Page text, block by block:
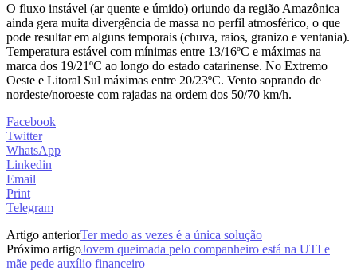
O fluxo instável (ar quente e úmido) oriundo da região Amazônica
ainda gera muita divergência de massa no perfil atmosférico, o que
pode resultar em alguns temporais (chuva, raios, granizo e ventania).
Temperatura estável com mínimas entre 13/16ºC e máximas na
marca dos 19/21ºC ao longo do estado catarinense. No Extremo
Oeste e Litoral Sul máximas entre 20/23ºC. Vento soprando de
nordeste/noroeste com rajadas na ordem dos 50/70 km/h.
Facebook
Twitter
WhatsApp
Linkedin
Email
Print
Telegram
Artigo anteriorTer medo as vezes é a única solução
Próximo artigoJovem queimada pelo companheiro está na UTI e
mãe pede auxílio financeiro